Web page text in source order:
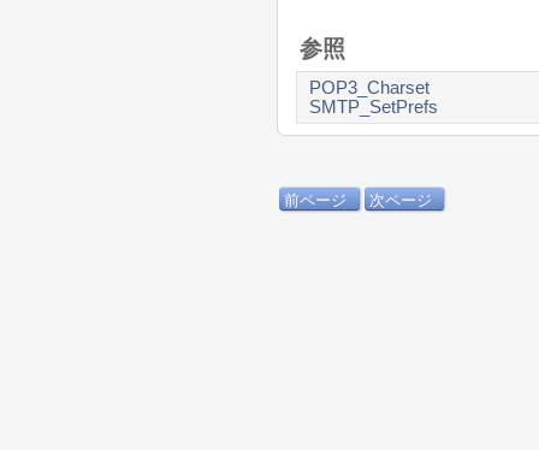
参照
POP3_Charset
SMTP_SetPrefs
前ページ 次ページ